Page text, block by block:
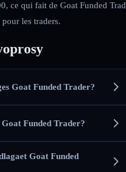
ce qui fait de Goat Funded
les traders.
Goat Funded Trader?
Funded Trader?
Goat Funded